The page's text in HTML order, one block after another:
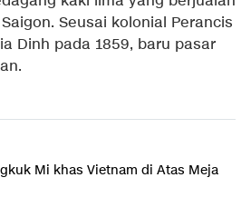
Seusai kolonial Perancis
Dinh pada 1859, baru pasar
Mi khas Vietnam di Atas Meja